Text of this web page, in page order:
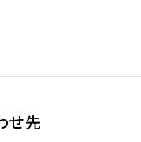
せ先